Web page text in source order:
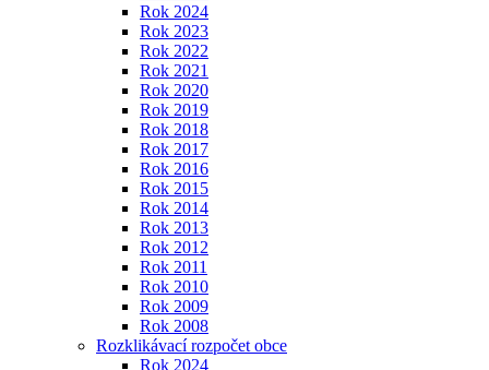
Rok 2024
Rok 2023
Rok 2022
Rok 2021
Rok 2020
Rok 2019
Rok 2018
Rok 2017
Rok 2016
Rok 2015
Rok 2014
Rok 2013
Rok 2012
Rok 2011
Rok 2010
Rok 2009
Rok 2008
Rozklikávací rozpočet obce
Rok 2024